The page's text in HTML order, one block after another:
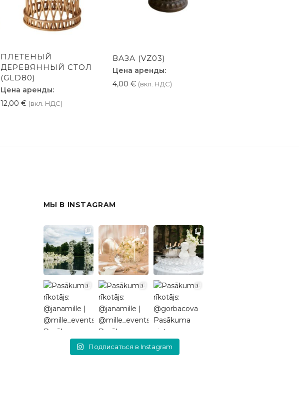
ПЛЕТЕНЫЙ
ДЕРЕВЯННЫЙ СТОЛ
(GLD80)
Цена аренды:
12,00 € (вкл. НДС)
ВАЗА (VZ03)
Цена аренды:
4,00 € (вкл. НДС)
МЫ В INSTAGRAM
Подписаться в Instagram